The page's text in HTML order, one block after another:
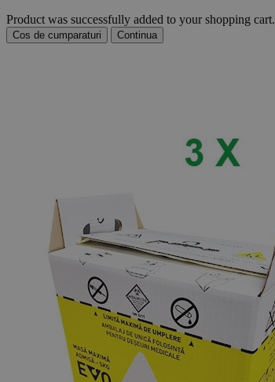
Product was successfully added to your shopping cart.
Cos de cumparaturi Continua